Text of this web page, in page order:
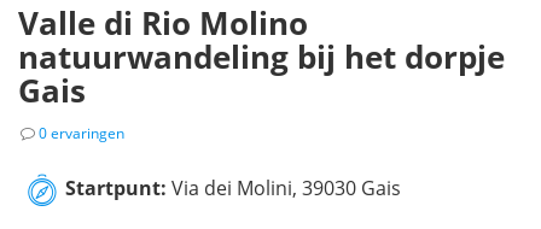
Valle di Rio Molino
natuurwandeling bij het dorpje
Gais
0 ervaringen
Startpunt: Via dei Molini, 39030 Gais